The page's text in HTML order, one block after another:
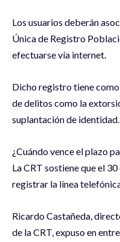
Los usuarios deberán
Única de Registro
efectuarse vía internet.
Dicho registro tiene
de delitos como la
suplantación de identidad.
¿Cuándo vence el plazo
La CRT sostiene que el
registrar la línea
Ricardo Castañeda,
de la CRT, expuso en